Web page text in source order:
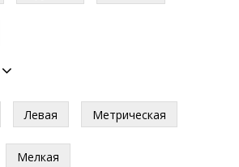
Левая Метрическая
Мелкая